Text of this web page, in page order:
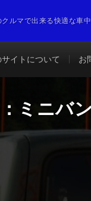
ルマで出来る快適な車
サイトについて お
ミニバ